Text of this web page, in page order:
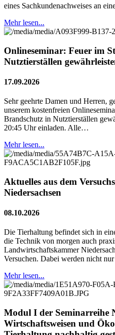
eines Sachkundenachweises an
Mehr lesen...
Onlineseminar: Feuer im
Nutztierställen
17.09.2026
Sehr geehrte Damen und Herren,
unserem kostenfreien
Brandschutz in Nutztierställen
20:45 Uhr einladen. Alle…
Mehr lesen...
Aktuelles aus dem
Niedersachsen
08.10.2026
Die Tierhaltung befindet sich in
die Technik von morgen auch
Landwirtschaftskammer
Versuchen. Dabei werden nicht
Mehr lesen...
Modul I der Seminarreihe
Wirtschaftsweisen und